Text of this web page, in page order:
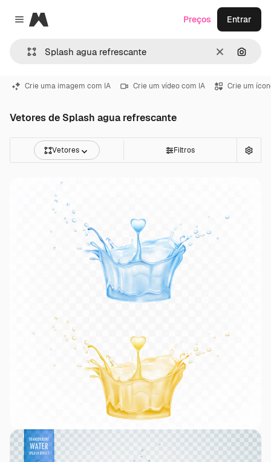
Close menu
Magnific
Limpar
Preços Entrar
Crie uma imagem com IA Crie um vídeo com IA Crie um
Vetores de Splash agua refrescante
Vetores Filtros